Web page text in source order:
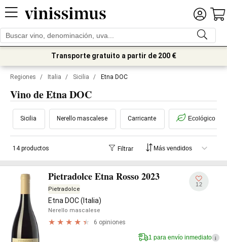
Transporte gratuito a partir de 200 €
Regiones / Italia / Sicilia / Etna DOC
Vino de Etna DOC
Sicilia Nerello mascalese Carricante Ecológico
14 productos Filtrar
Pietradolce Etna Rosso 2023
Pietradolce
Etna DOC (Italia)
Nerello mascalese
6 opiniones
12
1 para envío inmediato i